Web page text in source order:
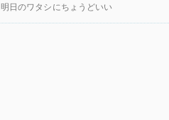
明日のワタシにちょうどいい